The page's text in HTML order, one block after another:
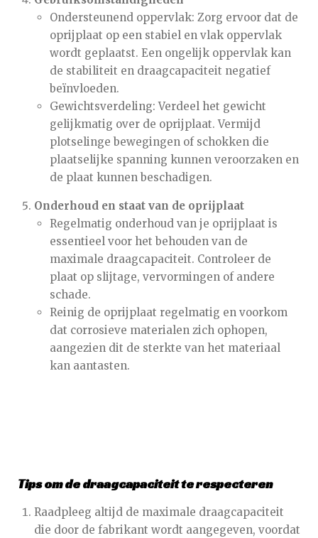
Ondersteunend oppervlak: Zorg ervoor dat de
oprijplaat op een stabiel en vlak oppervlak
wordt geplaatst. Een ongelijk oppervlak kan
de stabiliteit en draagcapaciteit negatief
beïnvloeden.
Gewichtsverdeling: Verdeel het gewicht
gelijkmatig over de oprijplaat. Vermijd
plotselinge bewegingen of schokken die
plaatselijke spanning kunnen veroorzaken en
de plaat kunnen beschadigen.
Onderhoud en staat van de oprijplaat
Regelmatig onderhoud van je oprijplaat is
essentieel voor het behouden van de
maximale draagcapaciteit. Controleer de
plaat op slijtage, vervormingen of andere
schade.
Reinig de oprijplaat regelmatig en voorkom
dat corrosieve materialen zich ophopen,
aangezien dit de sterkte van het materiaal
kan aantasten.
Tips om de draagcapaciteit te respecteren
Raadpleeg altijd de maximale draagcapaciteit
die door de fabrikant wordt aangegeven, voordat